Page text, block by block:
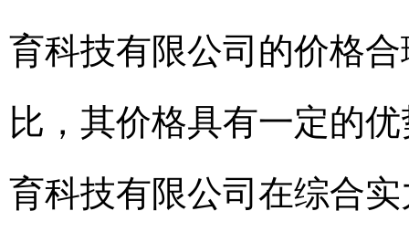
育科技有限公司的价格
比，其价格具有一定的
育科技有限公司在综合